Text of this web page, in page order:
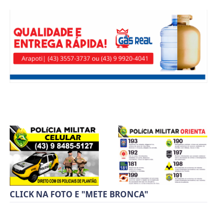
CLICK NA FOTO E "METE BRONCA"